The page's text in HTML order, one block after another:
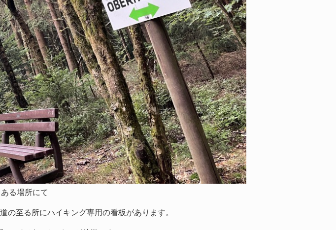
る場所にて
至る所にハイキング専用の看板があります。